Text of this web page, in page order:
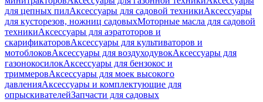
для цепных пилАксессуары для садовой техникиАксессуары
для кусторезов, ножниц садовыхМоторные масла для садовой
техникиАксессуары для аэратоторов и
скарификаторовАксессуары для культиваторов и
мотоблоковАксессуары для воздуходувокАксессуары для
газонокосилокАксессуары для бензокос и
триммеровАксессуары для моек высокого
давленияАксессуары и комплектующие для
опрыскивателейЗапчасти для садовых